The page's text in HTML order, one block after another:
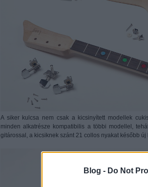
Blog - Do Not
A siker kulcsa nem csak a kicsinyített modellek
minden alkatrésze kompatibilis a többi modellel,
gitárossal, a kicsiknek szánt 21 collos nyakat később